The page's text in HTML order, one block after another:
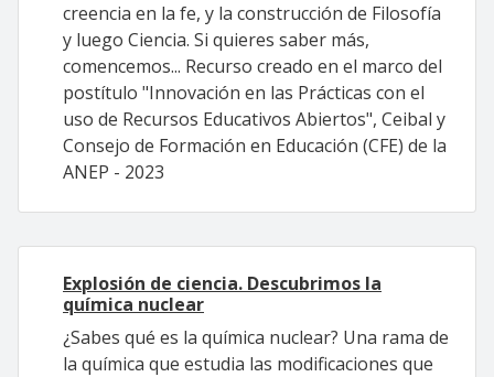
creencia en la fe, y la construcción de Filosofía
y luego Ciencia. Si quieres saber más,
comencemos... Recurso creado en el marco del
postítulo "Innovación en las Prácticas con el
uso de Recursos Educativos Abiertos", Ceibal y
Consejo de Formación en Educación (CFE) de la
ANEP - 2023
Explosión de ciencia. Descubrimos la
química nuclear
¿Sabes qué es la química nuclear? Una rama de
la química que estudia las modificaciones que